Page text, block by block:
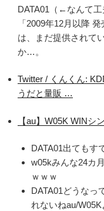
DATA01（←なんて
「2009年12月以降
は、まだ提供されて
か…。
Twitter / くんくん:
うだと量販 …
【au】W05K WINシ
DATA01出てもす
w05kみんな24カ
ｗｗｗ
DATA01どうな
れないねau/